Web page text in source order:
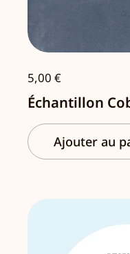
5,00 €
Échantillon
Ajouter au